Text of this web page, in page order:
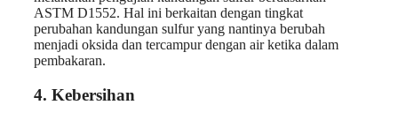
ASTM D1552. Hal ini berkaitan dengan tingkat
perubahan kandungan sulfur yang nantinya berubah
menjadi oksida dan tercampur dengan air ketika dalam
pembakaran.
4. Kebersihan